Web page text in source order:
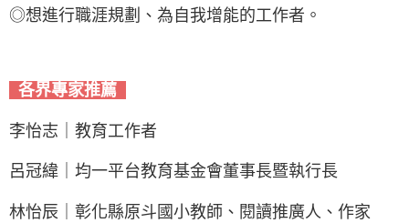
◎想進行職涯規劃、為自我增能的工作者。
各界專家推薦
李怡志｜教育工作者
呂冠緯｜均一平台教育基金會董事長暨執行長
林怡辰｜彰化縣原斗國小教師、閱讀推廣人、作家